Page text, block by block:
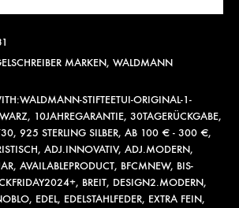
MARKEN, WALDMANN
STIFTEETUI-ORIGINAL-1-
, 10JAHREGARANTIE, 30TAGERÜCKGABE,
, 925 STERLING SILBER, AB 100 € - 300 €,
, ADJ.INNOVATIV, ADJ.MODERN,
, AVAILABLEPRODUCT, BFCMNEW, BIS-
, BREIT, DESIGN2.MODERN,
, EDEL, EDELSTAHLFEDER, EXTRA FEIN,